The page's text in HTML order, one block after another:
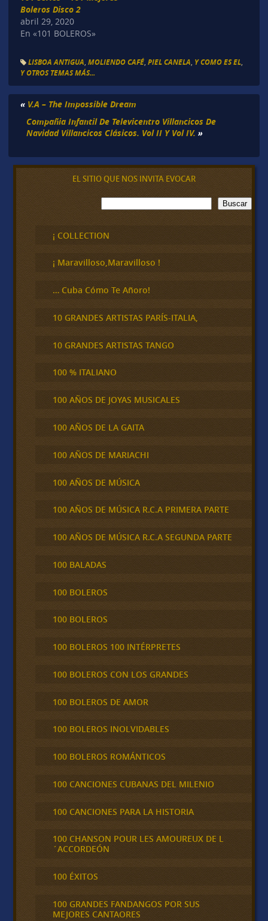
Boleros Disco 2
abril 29, 2020
En «101 BOLEROS»
LISBOA ANTIGUA MOLIENDO CAFÉ, PIEL CANELA Y COMO ES EL,
Y OTROS TEMAS MÁS...
« V.A – The Impossible Dream
Compañia Infantil De Televicentro Villancicos De
Navidad Villancicos Clásicos. Vol II Y Vol IV. »
EL SITIO QUE NOS INVITA EVOCAR
B
u
c
a
Buscar
¡ COLLECTION
¡ Maravilloso,Maravilloso !
… Cuba Cómo Te Añoro!
10 GRANDES ARTISTAS PARÍS-ITALIA,
10 GRANDES ARTISTAS TANGO
100 % ITALIANO
100 AÑOS DE JOYAS MUSICALES
100 AÑOS DE LA GAITA
100 AÑOS DE MARIACHI
100 AÑOS DE MÚSICA
100 AÑOS DE MÚSICA R.C.A PRIMERA PARTE
100 AÑOS DE MÚSICA R.C.A SEGUNDA PARTE
100 BALADAS
100 BOLEROS
100 BOLEROS
100 BOLEROS 100 INTÉRPRETES
100 BOLEROS CON LOS GRANDES
100 BOLEROS DE AMOR
100 BOLEROS INOLVIDABLES
100 BOLEROS ROMÁNTICOS
100 CANCIONES CUBANAS DEL MILENIO
100 CANCIONES PARA LA HISTORIA
100 CHANSON POUR LES AMOUREUX DE L
´ACCORDEÓN
100 ÉXITOS
100 GRANDES FANDANGOS POR SUS
MEJORES CANTAORES